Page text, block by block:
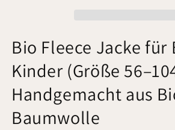
Bio Fleece Jacke für
Kinder (Größe
Handgemacht aus
Baumwolle